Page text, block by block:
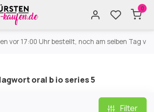
0
17:00 Uhr bestellt, noch am selben Tag
oral b io series 5
Filter